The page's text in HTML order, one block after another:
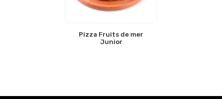
Pizza Fruits de mer
Junior